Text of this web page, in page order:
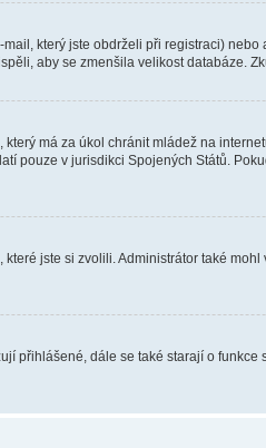
který jste obdrželi při registraci)
aby se zmenšila velikost databáze.
má za úkol chránit mládež na
pouze v jurisdikci Spojených Států.
jste si zvolili. Administrátor také
přihlášené, dále se také starají o